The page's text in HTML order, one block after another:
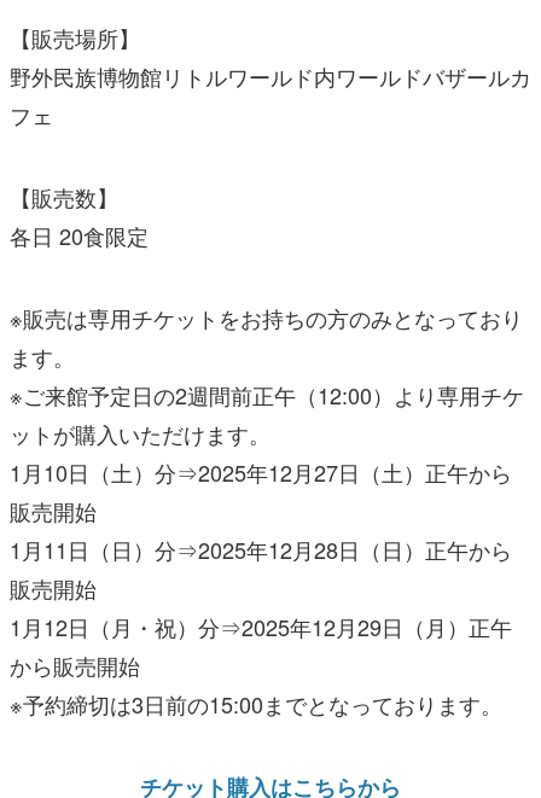
【販売場所】
野外民族博物館リトルワールド内ワールドバザールカ
フェ
【販売数】
各日 20食限定
※販売は専用チケットをお持ちの方のみとなっており
ます。
※ご来館予定日の2週間前正午（12:00）より専用チケ
ットが購入いただけます。
1月10日（土）分⇒2025年12月27日（土）正午から
販売開始
1月11日（日）分⇒2025年12月28日（日）正午から
販売開始
1月12日（月・祝）分⇒2025年12月29日（月）正午
から販売開始
※予約締切は3日前の15:00までとなっております。
チケット購入はこちらから